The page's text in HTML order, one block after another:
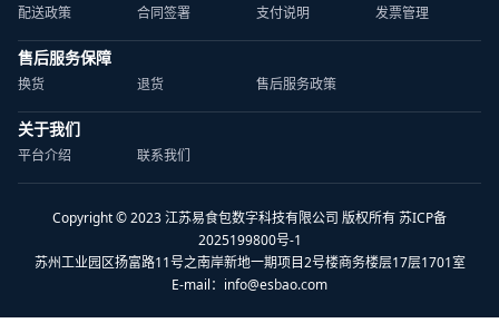
配送政策 合同签署 支付说明 发票管理
售后服务保障
换货 退货 售后服务政策
关于我们
平台介绍 联系我们
Copyright © 2023 江苏易食包数字科技有限公司 版权所有 苏ICP备
2025199800号-1
苏州工业园区扬富路11号之南岸新地一期项目2号楼商务楼层17层1701室
E-mail： info@esbao.com